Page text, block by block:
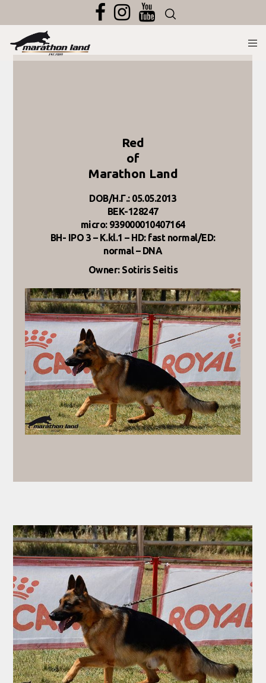
Red
of
Marathon Land
DOB/Η.Γ.: 05.05.2013
BEK-128247
micro: 939000010407164
BH- IPO 3 – K.kl.1 – HD: fast normal/ED:
normal – DNA
Owner: Sotiris Seitis